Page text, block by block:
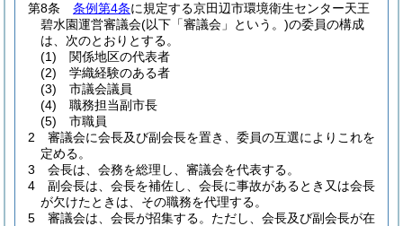
第8条
条例第4条に規定する京田辺市環境衛生センター天王
碧水園運営審議会(以下「審議会」という。)の委員の構成
は、次のとおりとする。
(1)
関係地区の代表者
(2)
学織経験のある者
(3)
市議会議員
(4)
職務担当副市長
(5)
市職員
2
審議会に会長及び副会長を置き、委員の互選によりこれを
定める。
3
会長は、会務を総理し、審議会を代表する。
4
副会長は、会長を補佐し、会長に事故があるとき又は会長
が欠けたときは、その職務を代理する。
5
審議会は、会長が招集する。 ただし、会長及び副会長が在